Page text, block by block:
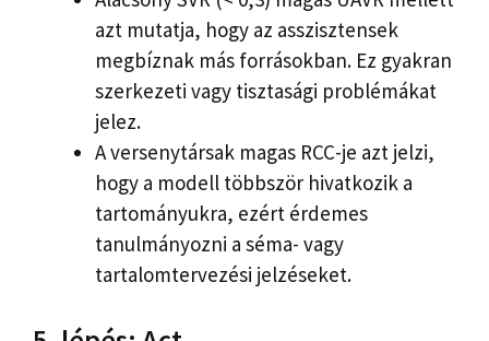
azt mutatja, hogy az asszisztensek
megbíznak más forrásokban. Ez gyakran
szerkezeti vagy tisztasági problémákat
jelez.
A versenytársak magas RCC-je azt jelzi,
hogy a modell többször hivatkozik a
tartományukra, ezért érdemes
tanulmányozni a séma- vagy
tartalomtervezési jelzéseket.